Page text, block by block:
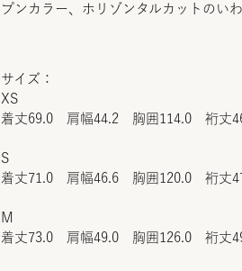
プンカラー、ホリゾンタルカットのい
サイズ：
XS
着丈69.0 肩幅44.2 胸囲114.0 裄丈
S
着丈71.0 肩幅46.6 胸囲120.0 裄丈
M
着丈73.0 肩幅49.0 胸囲126.0 裄丈